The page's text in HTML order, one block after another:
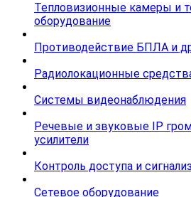
Тепловизионные камеры и
оборудование
Противодействие БПЛА и
Радиолокационные
Системы видеонаблюдения
Речевые и звуковые IP
усилители
Контроль доступа и
Сетевое оборудование